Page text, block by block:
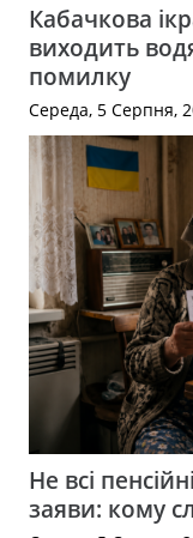
Кабачкова
виходить
помилку
Середа, 5 Серпня,
Не всі
заяви: кому